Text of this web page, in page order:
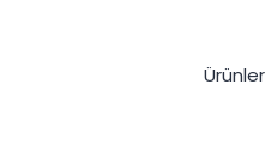
Ürünler